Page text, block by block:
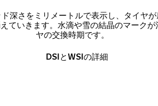
深さをミリメートルで表示し、タイヤ
ていきます。水滴や雪の結晶のマーク
ヤの交換時期です。
DSIとWSIの詳細